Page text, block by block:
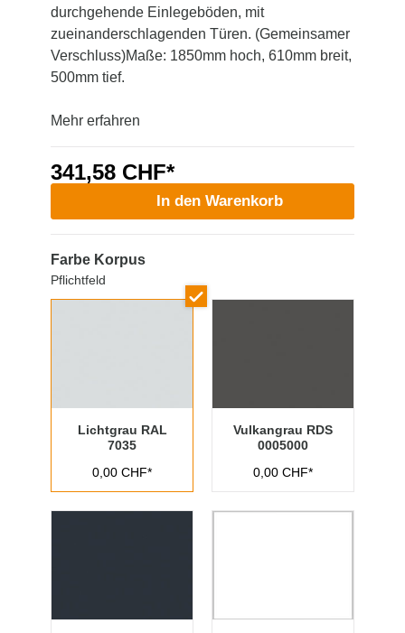
durchgehende Einlegeböden, mit
zueinanderschlagenden Türen. (Gemeinsamer
Verschluss)Maße: 1850mm hoch, 610mm breit,
500mm tief.
Mehr erfahren
341,58 CHF*
In den Warenkorb
Farbe Korpus
Pflichtfeld
Lichtgrau RAL
7035
0,00 CHF*
Vulkangrau RDS
0005000
0,00 CHF*